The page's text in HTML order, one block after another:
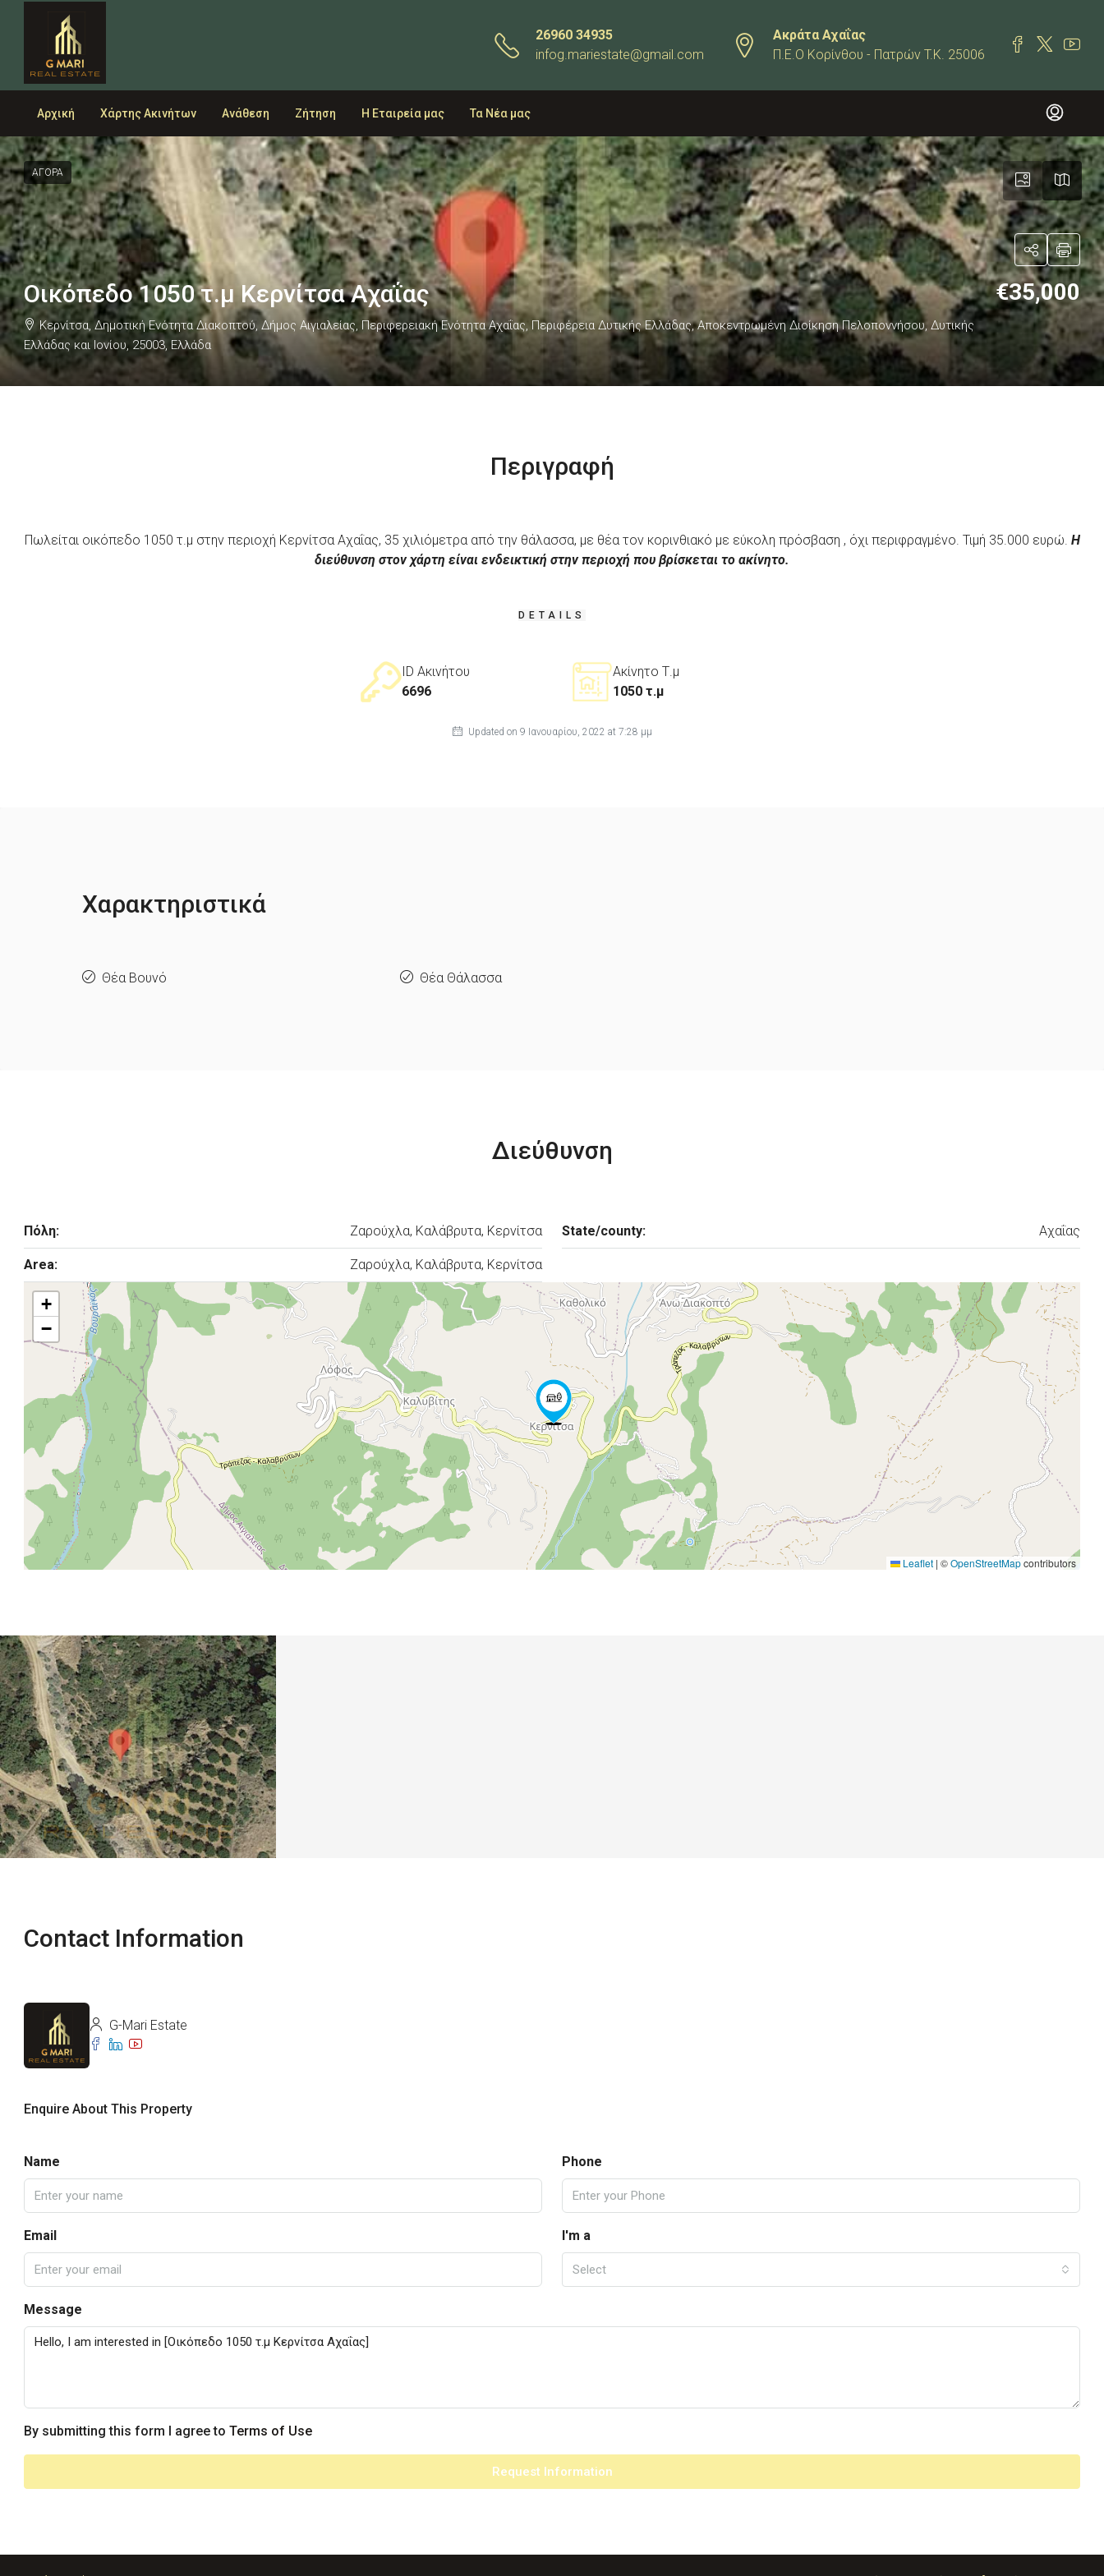
26960 34935
infog.mariestate@gmail.com
Ακράτα Αχαΐας
Π.Ε.Ο Κορίνθου - Πατρών T.K. 25006
Αρχική Χάρτης Ακινήτων Ανάθεση Ζήτηση Η Εταιρεία μας Τα Νέα μας
ΑΓΟΡΑ
Οικόπεδο 1050 τ.μ Κερνίτσα Αχαΐας
Κερνίτσα, Δημοτική Ενότητα Διακοπτού, Δήμος Αιγιαλείας, Περιφερειακή Ενότητα Αχαΐας, Περιφέρεια Δυτικής Ελλάδας, Αποκεντρωμένη Διοίκηση Πελοποννήσου, Δυτικής
Ελλάδας και Ιονίου, 25003, Ελλάδα
€35,000
Περιγραφή
Πωλείται οικόπεδο 1050 τ.μ στην περιοχή Κερνίτσα Αχαΐας, 35 χιλιόμετρα από την θάλασσα, με θέα τον κορινθιακό με εύκολη πρόσβαση , όχι περιφραγμένο. Τιμή 35.000 ευρώ. Η
διεύθυνση στον χάρτη είναι ενδεικτική στην περιοχή που βρίσκεται το ακίνητο.
DETAILS
ID Ακινήτου
6696
Ακίνητο Τ.μ
1050 τ.μ
Updated on 9 Ιανουαρίου, 2022 at 7:28 μμ
Χαρακτηριστικά
Θέα Βουνό Θέα Θάλασσα
Διεύθυνση
Πόλη: Ζαρούχλα, Καλάβρυτα, Κερνίτσα State/county: Αχαΐας
Area: Ζαρούχλα, Καλάβρυτα, Κερνίτσα
+
−
Leaflet | ©OpenStreetMapcontributors
Contact Information
G-Mari Estate
Enquire About This Property
Name Phone
Email I'm a
Select
Message
By submitting this form I agree to Terms of Use
Request Information